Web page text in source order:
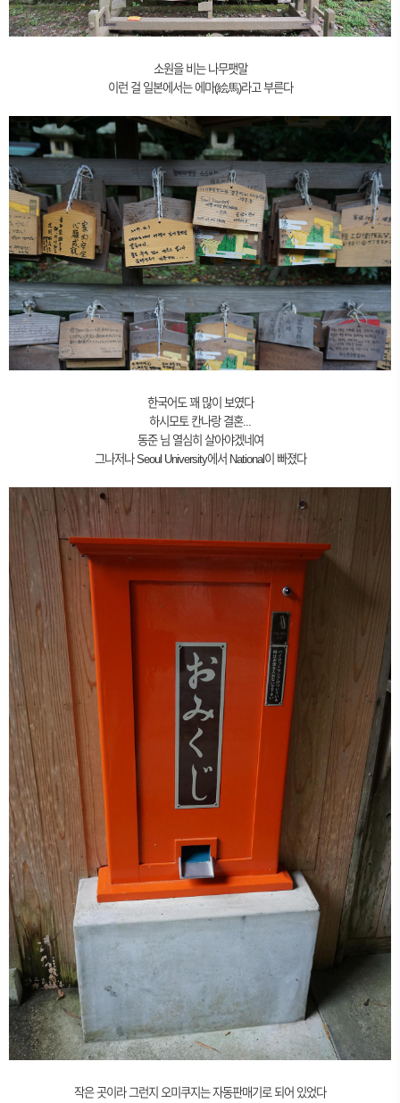
소원을 비는 나무팻말
이런 걸 일본에서는 에마(絵馬)라고 부른다
한국어도 꽤 많이 보였다
하시모토 칸나랑 결혼...
동준 님 열심히 살아야겠네여
그나저나 Seoul University에서 National이 빠졌다
작은 곳이라 그런지 오미쿠지는 자동판매기로 되어 있었다